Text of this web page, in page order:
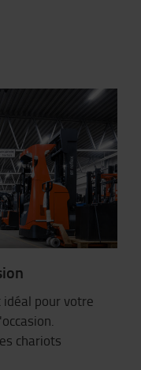
pour votre
chariots